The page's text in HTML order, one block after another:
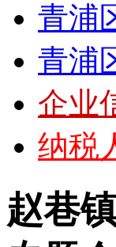
青浦
青浦
企业
纳税
赵巷